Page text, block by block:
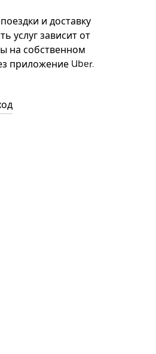
и доставку
услуг зависит от
на собственном
приложение Uber.